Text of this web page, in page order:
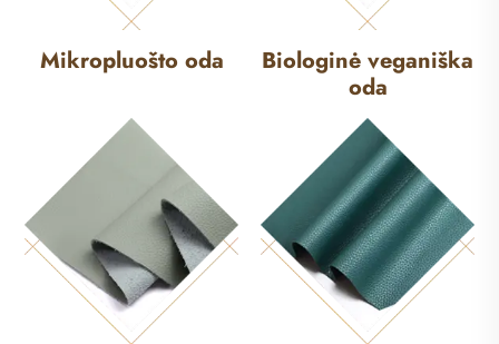
Mikropluošto oda
Biologinė veganiška
oda